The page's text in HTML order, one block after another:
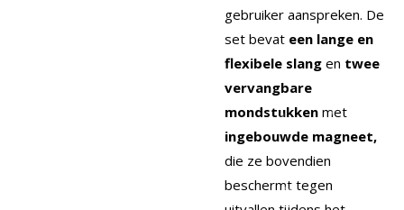
gebruiker aanspreken. De
set bevat een lange en
flexibele slang en twee
vervangbare
mondstukken met
ingebouwde magneet,
die ze bovendien
beschermt tegen